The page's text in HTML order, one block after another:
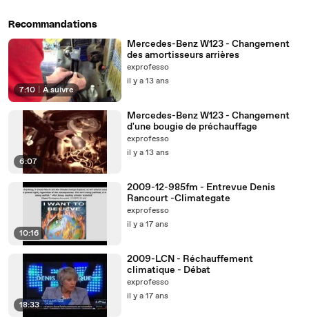
Recommandations
7:10 À suivre
Mercedes-Benz W123 - Changement
des amortisseurs arrières
exprofesso
il y a 13 ans
6:07
Mercedes-Benz W123 - Changement
d'une bougie de préchauffage
exprofesso
il y a 13 ans
10:16
2009-12-985fm - Entrevue Denis
Rancourt -Climategate
exprofesso
il y a 17 ans
18:33
2009-LCN - Réchauffement
climatique - Débat
exprofesso
il y a 17 ans